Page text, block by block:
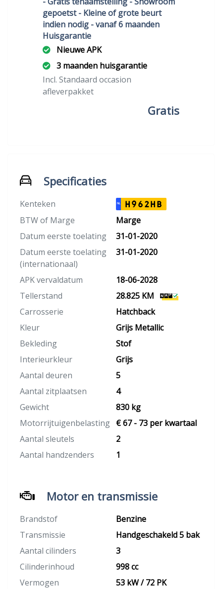
gepoetst - Kleine of grote beurt
indien nodig - vanaf 6 maanden
Huisgarantie
Nieuwe APK
3 maanden huisgarantie
Incl. Standaard occasion
afleverpakket
Gratis
Specificaties
Kenteken NL H962HB
BTW of Marge
Marge
Datum eerste toelating
31-01-2020
Datum eerste toelating
(internationaal)
31-01-2020
APK vervaldatum
18-06-2028
Tellerstand
28.825 KM
Carrosserie
Hatchback
Kleur
Grijs Metallic
Bekleding
Stof
Interieurkleur
Grijs
Aantal deuren
5
Aantal zitplaatsen
4
Gewicht
830 kg
Motorrijtuigenbelasting € 67 - 73 per kwartaal
Aantal sleutels
2
Aantal handzenders
1
Motor en transmissie
Brandstof
Benzine
Transmissie
Handgeschakeld 5 bak
Aantal cilinders
3
Cilinderinhoud
998 cc
Vermogen
53 kW / 72 PK